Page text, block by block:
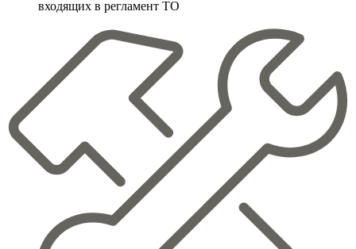
входящих в регламент ТО